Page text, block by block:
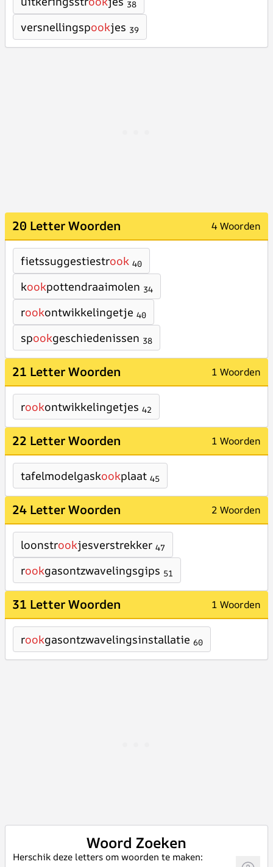
38
versnellingspookjes 39
20 Letter Woorden 4 Woorden
fietssuggestiestrook 40
kookpottendraaimolen 34
rookontwikkelingetje 40
spookgeschiedenissen 38
21 Letter Woorden 1 Woorden
rookontwikkelingetjes 42
22 Letter Woorden 1 Woorden
tafelmodelgaskookplaat 45
24 Letter Woorden 2 Woorden
loonstrookjesverstrekker 47
rookgasontzwavelingsgips 51
31 Letter Woorden 1 Woorden
rookgasontzwavelingsinstallatie 60
Woord Zoeken
Herschik deze letters om woorden te maken: